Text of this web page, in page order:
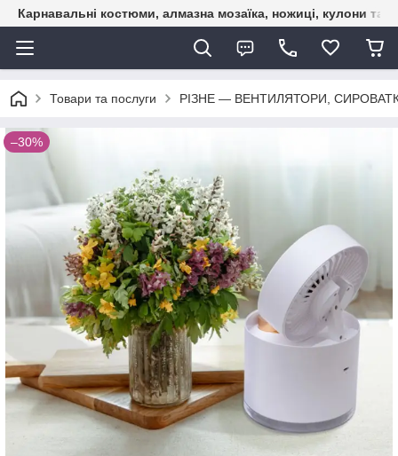
Карнавальні костюми, алмазна мозаїка, ножиці, кулони та
Товари та послуги РІЗНЕ — ВЕНТИЛЯТОРИ,
–30%